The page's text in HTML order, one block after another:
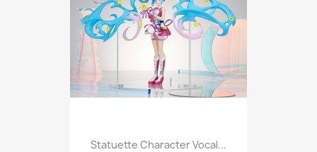
Statuette Character Vocal...